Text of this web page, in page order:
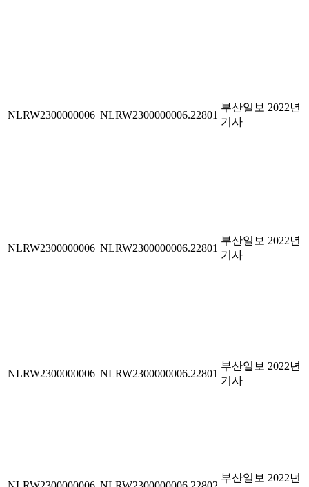
NLRW2300000006 NLRW2300000006.22801
부산일보 2022년
기사
NLRW2300000006 NLRW2300000006.22801
부산일보 2022년
기사
NLRW2300000006 NLRW2300000006.22801
부산일보 2022년
기사
부산일보 2022년